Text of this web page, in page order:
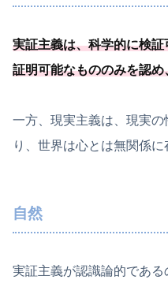
実証主義は、科学的に検証
証明可能なもののみを認
一方、現実主義は、現実
り、世界は心とは無関係に
自然
実証主義が認識論的であ